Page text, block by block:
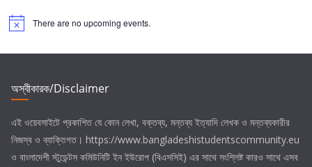
N
There are no upcoming events.
অস্বীকারক/Disclaimer
এই ওয়েবসাইটে প্রকাশিত যে কোন লেখা, বক্তব্য, মন্তব্য ইত্যাদি লেখক ও মন্তব্যকারীর
নিজস্ব ও ব্যাক্তিগত। https://www.bangladeshistudentscommunity.eu
ও বাংলাদেশী স্টুডেন্টস কমিউনিটি ইন ইউরোপ (বিএসসিই) এর সাথে সংশ্লিষ্ট কারও সাথে এসব